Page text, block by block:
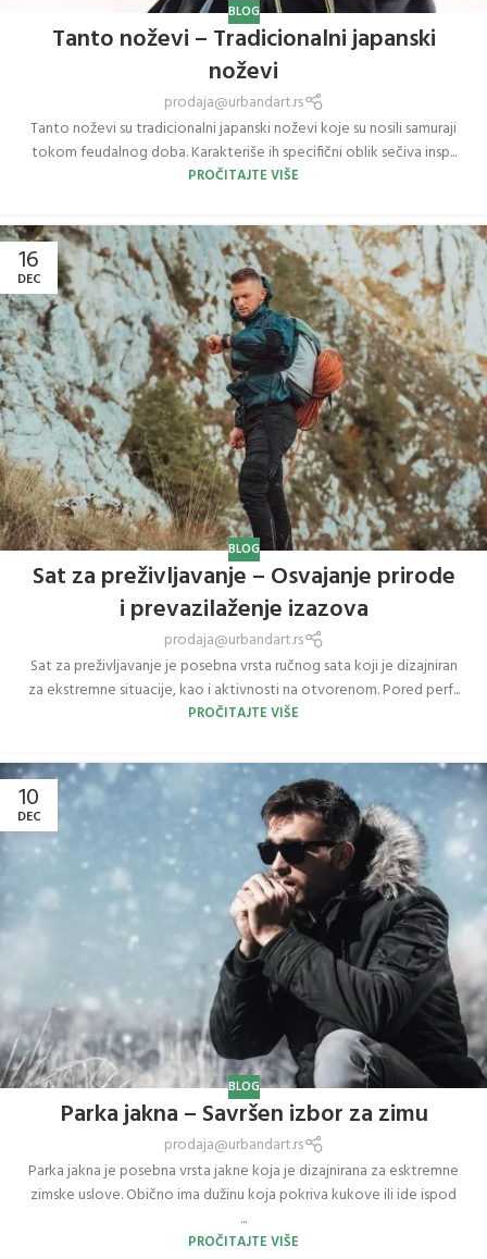
BLOG
Tanto noževi – Tradicionalni japanski
noževi
prodaja@urbandart.rs
Tanto noževi su tradicionalni japanski noževi koje su nosili samuraji
tokom feudalnog doba. Karakteriše ih specifični oblik sečiva insp...
PROČITAJTE VIŠE
16
DEC
BLOG
Sat za preživljavanje – Osvajanje prirode
i prevazilaženje izazova
prodaja@urbandart.rs
Sat za preživljavanje je posebna vrsta ručnog sata koji je dizajniran
za ekstremne situacije, kao i aktivnosti na otvorenom. Pored perf...
PROČITAJTE VIŠE
10
DEC
BLOG
Parka jakna – Savršen izbor za zimu
prodaja@urbandart.rs
Parka jakna je posebna vrsta jakne koja je dizajnirana za esktremne
zimske uslove. Obično ima dužinu koja pokriva kukove ili ide ispod
...
PROČITAJTE VIŠE